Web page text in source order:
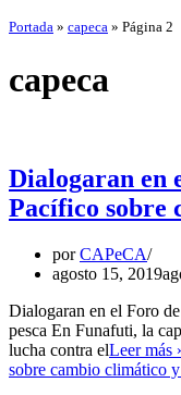
Portada » capeca » Página 2
capeca
Dialogaran en
Pacífico sobre
porCAPeCA
agosto 15, 2019
Dialogaran en el Foro
pesca En Funafuti, la
lucha contra elLeer más
sobre cambio climático y